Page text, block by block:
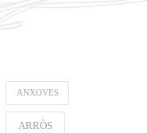
ANXOVES
ARRÒS